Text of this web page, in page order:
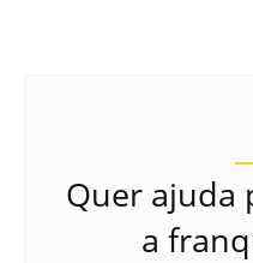
Quer ajuda
a